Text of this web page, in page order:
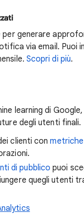
per generare
via email.
Scopri di più.
learning di
degli utenti finali.
clienti con
di pubblico puoi
quegli utenti